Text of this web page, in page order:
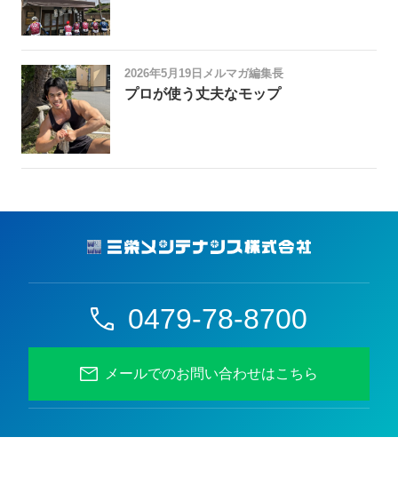
2026年5月19日 メルマガ編集長
プロが使う丈夫なモップ
0479-78-8700
メールでのお問い合わせはこちら